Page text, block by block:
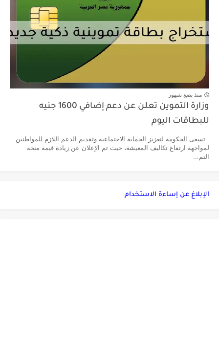
منذ بضع شهور
وزارة التموين تعلن عن دعم إضافي 1600 جنيه
للبطاقات اليوم
تسعى الحكومة لتعزيز الحماية الاجتماعية وتقديم الدعم اللازم للمواطنين
لمواجهة ارتفاع تكاليف المعيشة، حيث تم الإعلان عن زيادة قيمة منحة
التم...
الإبلاغ عن إساءة الاستخدام